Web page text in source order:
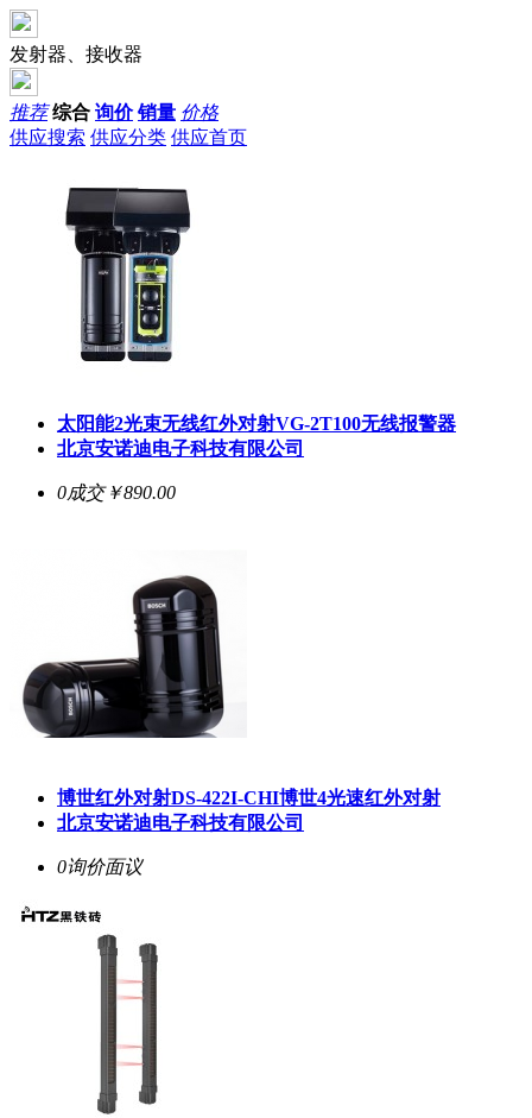
发射器、接收器
推荐 综合 询价 销量 价格
供应搜索 供应分类 供应首页
太阳能2光束无线红外对射VG-2T100无线报警器
北京安诺迪电子科技有限公司
0成交￥890.00
博世红外对射DS-422I-CHI博世4光速红外对射
北京安诺迪电子科技有限公司
0询价面议